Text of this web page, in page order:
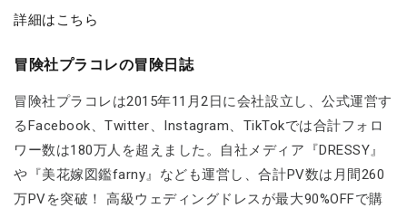
詳細はこちら
冒険社プラコレの冒険日誌
冒険社プラコレは2015年11月2日に会社設立し、公式運営す
るFacebook、Twitter、Instagram、TikTokでは合計フォロ
ワー数は180万人を超えました。自社メディア『DRESSY』
や『美花嫁図鑑farny』なども運営し、合計PV数は月間260
万PVを突破！ 高級ウェディングドレスが最大90%OFFで購